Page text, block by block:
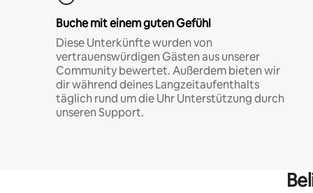
Buche mit einem guten Gefühl
Diese Unterkünfte wurden von
vertrauenswürdigen Gästen aus unserer
Community bewertet. Außerdem bieten wir
dir während deines Langzeitaufenthalts
täglich rund um die Uhr Unterstützung durch
unseren Support.